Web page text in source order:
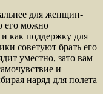
для женщин-
его можно
и как поддержку для
советуют брать его
уместно, зато вам
и
наряд для полета